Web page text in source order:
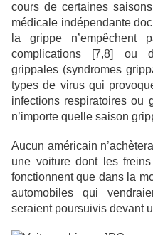
cours de certaines
médicale indépendante
la grippe n’empêchent
complications [7,8] ou
grippales (syndromes
types de virus qui
infections respiratoires ou
n’importe quelle saison
Aucun américain
une voiture dont les
fonctionnent que dans la
automobiles qui
seraient poursuivis devant